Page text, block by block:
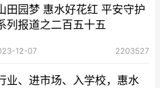
田园梦 惠水好花红 平安守护
列报道之二百五十五
12-07 2203527
业、进市场、入学校，惠水